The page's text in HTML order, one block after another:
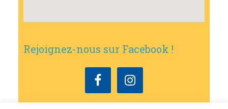
Rejoignez-nous sur Facebook !